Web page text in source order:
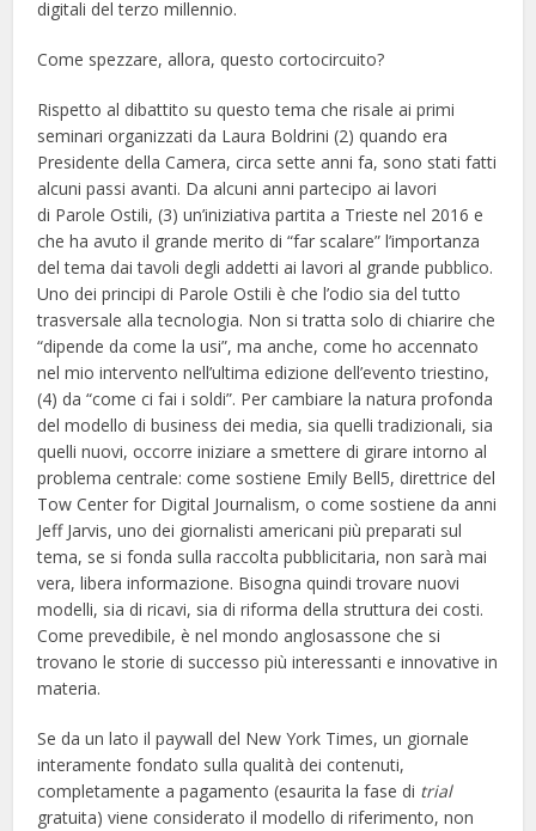
digitali del terzo millennio.
Come spezzare, allora, questo cortocircuito?
Rispetto al dibattito su questo tema che risale ai primi
seminari organizzati da Laura Boldrini (2) quando era
Presidente della Camera, circa sette anni fa, sono stati fatti
alcuni passi avanti. Da alcuni anni partecipo ai lavori
di Parole Ostili, (3) un’iniziativa partita a Trieste nel 2016 e
che ha avuto il grande merito di “far scalare” l’importanza
del tema dai tavoli degli addetti ai lavori al grande pubblico.
Uno dei principi di Parole Ostili è che l’odio sia del tutto
trasversale alla tecnologia. Non si tratta solo di chiarire che
“dipende da come la usi”, ma anche, come ho accennato
nel mio intervento nell’ultima edizione dell’evento triestino,
(4) da “come ci fai i soldi”. Per cambiare la natura profonda
del modello di business dei media, sia quelli tradizionali, sia
quelli nuovi, occorre iniziare a smettere di girare intorno al
problema centrale: come sostiene Emily Bell5, direttrice del
Tow Center for Digital Journalism, o come sostiene da anni
Jeff Jarvis, uno dei giornalisti americani più preparati sul
tema, se si fonda sulla raccolta pubblicitaria, non sarà mai
vera, libera informazione. Bisogna quindi trovare nuovi
modelli, sia di ricavi, sia di riforma della struttura dei costi.
Come prevedibile, è nel mondo anglosassone che si
trovano le storie di successo più interessanti e innovative in
materia.
Se da un lato il paywall del New York Times, un giornale
interamente fondato sulla qualità dei contenuti,
completamente a pagamento (esaurita la fase di trial
gratuita) viene considerato il modello di riferimento, non